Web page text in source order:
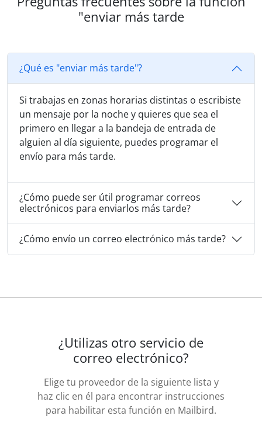
"enviar más tarde
¿Qué es "enviar más tarde"?
Si trabajas en zonas horarias distintas o escribiste
un mensaje por la noche y quieres que sea el
primero en llegar a la bandeja de entrada de
alguien al día siguiente, puedes programar el
envío para más tarde.
¿Cómo puede ser útil programar correos
electrónicos para enviarlos más tarde?
¿Cómo envío un correo electrónico más tarde?
¿Utilizas otro servicio de
correo electrónico?
Elige tu proveedor de la siguiente lista y
haz clic en él para encontrar instrucciones
para habilitar esta función en Mailbird.